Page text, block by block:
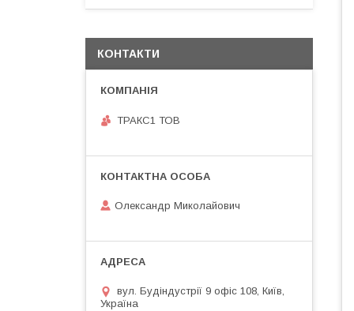
КОНТАКТИ
ТРАКС1 ТОВ
Олександр Миколайович
вул. Будіндустрії 9 офіс 108, Київ,
Україна